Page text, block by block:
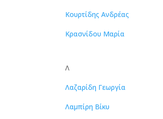
Κουρτίδης Ανδρέας
Κρασνίδου Μαρία
Λ
Λαζαρίδη Γεωργία
Λαμπίρη Βίκυ